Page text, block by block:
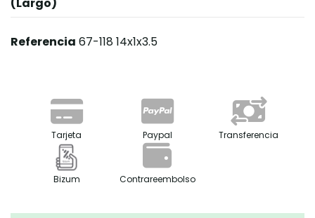
Referencia 67-118 14x1x3.5
Tarjeta Paypal Transferencia
Bizum Contrareembolso